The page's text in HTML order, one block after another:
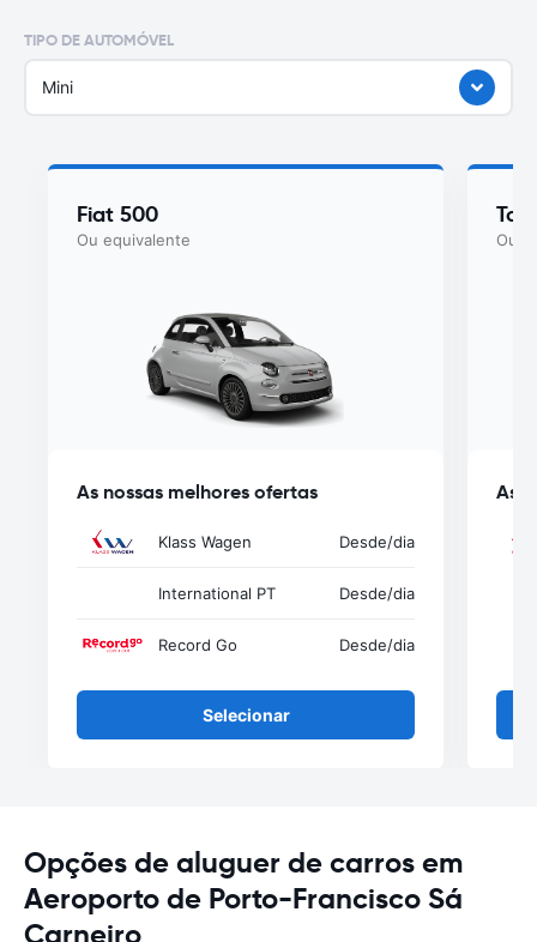
TIPO DE AUTOMÓVEL
Mini
Fiat 500
Ou equivalente
As nossas melhores ofertas
Klass Wagen Desde/dia
International PT Desde/dia
Record Go Desde/dia
Selecionar
Ou
As
Opções de aluguer de carros em
Aeroporto de Porto-Francisco Sá
Carneiro